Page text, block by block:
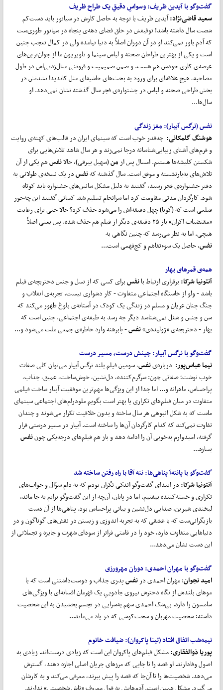
گفتوگو با آیدین ظریف:وسواسِ دقیقِ یک طراحِ ظریف
سعید قاضینژاد:آیدین ظریف با توجه به حاصل کارش در سیانور باید دست‌کم
شصت سال داشته باشد! توفیقش در خلق فضای دهه‌ی پنجاه در سیانور طوری‌ست
که آدم باور نمی‌کند او در آن دوران اصلاً به دنیا نیامده ولی در کمال تعجب چنین
است و یکی از بهترین طراحان صحنه و لباس سینما و تلویزیون ما از جوان‌ترین‌های
عرصه‌ی کاری خودش هم هست. و ضمن صمیمیت و فروتنی مثال‌زدنی‌اش در طول
مصاحبه، هیچ علاقه‌ای برای ورود به بحث‌های حاشیه‌‌ای مثل کاندیدا نشدنش در
بخش طراحی صحنه و لباس در جشنواره‌ی فجر سال گذشته نشان نمی‌دهد. او
سال‌ها...
نفس(نرگس آبیار):مغز زندگی
هوشنگ گلمکانی:چه‌قدر خوب است که سینمای ایران در قالب‌های کهنه‌ی روایت
و فرم‌های آشنای زیبایی‌شناسانه درجا نمی‌زند و هر سال شاهد تلاش‌هایی برای
شکستن کلیشه‌ها هستیم. امسال پس از من(سهیل بیرقی)، حالانفسهم یکی از آن
تلاش‌های به‌بارنشسته و موفق است. سال گذشته کهنفسدر یک نسخه‌ی طولانی به
دفتر جشنواره‌ی فجر رسید، گفتند به دلیل مشکل سانس‌های جشنواره باید کوتاه
شود. کارگردان مدتی مقاومت کرد اما سرانجام تسلیم شد. کسانی گفتند این چه‌جور
فیلمی است که (گویا) چهل دقیقه‌اش را می‌شود حذف کرد؟ حالا حتی برای رعایت
«مقتضیات اکران» باز ۲۵ دقیقه‌ی دیگر از فیلم هم حذف شده. پس یعنی اصلاً
هیچی. اما به نظر می‌رسد که چنین نگاهی به
نفس، حاصل یک سوءتفاهم و کج‌فهمی است...
همه‌ی قمرهای بهار
آنتونیا شرکا:برقراری ارتباط بانفسبرای کسی که از نسل و جنس دختربچه‌ی فیلم
باشد - ولو از خاستگاه اجتماعی متفاوت - کار دشواری نیست. تجربه‌ی انقلاب و
جنگ چنان عریان و مسلم در زندگی یک کودک در آستانه‌ی بلوغ ظهور می‌کند که
سن و جنس و شغل نمی‌شناسد دیگر چه رسد به طبقه‌ی اجتماعی. چنین است که
بهار - دختربچه‌ی «ژولیده‌ی»نفس- پابرهنه وارد خاطره‌ی جمعی ملت می‌شود و...
گفتوگو با نرگس آبیار:چینش درست، مسیر درست
نیما عباسپور:  درباره‌ینفس، سومین فیلم بلند نرگس آبیار می‌توان کلی صفات
خوب نوشت؛ صفاتی چون: سرگرم‌کننده، دل‌نشین، خوش‌ساخت، عمیق، جذاب،
پراحساس، ماهرانه و... اما جدا از این ویژگی‌ها مهم‌ترین موفقیت آبیار ساخت فیلمی
متفاوت در میان فیلم‌های تکراری یا بهتر است بگویم ملودرام‌های اجتماعی سینمای
ماست که به شکل انبوهی هر سال ساخته و بدون خلاقیت تکرار می‌شوند و چندان
تفاوت نمی‌کند که کدام کارگردان آن‌ها را ساخته‌ است. آبیار در مسیر درستی قرار
گرفته، امیدوارم به‌خوبی آن را ادامه دهد و باز هم فیلم‌های درجه‌یکی چوننفس
بسازد...
گفتوگو با پانتهآ پناهیها:ننه آقا با راه رفتن ساخته شد
آنتونیا شرکا:در ابتدای گفت‌وگو اندکی نگران بودم که به دام سؤال و جواب‌های
تکراری و خسته‌کننده بیفتیم. اما در پایان، آن‌چه از این گفت‌وگو برایم به جا ماند،
لبخندی شیرین، صدایی دل‌نشین و بیانی پراحساس بود. پناهی‌ها از آن دست
بازیگرانی‌ست که با عشقی که به تجربه اندوزی و زیستن در نقش‌های گوناگون و در
دنیاهایی متفاوت دارد، خود را در قامتی فراتر از سودای شهرت و جایزه و تجملاتی از
این دست نشان می‌دهد...
گفتوگو با مهران احمدی:دوران مهرورزی
امید نجوان: مهران احمدی در نفسپدری جذاب و دوست‌داشتنی است که با
موهای بلندش از نگاه دخترش نیروی جادوییِ یک قهرمان افسانه‌ای با ویژگی‌های
سامسون را دارد. بی‌شک احمدی سهم به‌سزایی در تجسم بخشیدن به این شخصیت
داشته؛ شخصیت مهربان و سخت‌کوشی که در یاد می‌ماند...
نیمهشب اتفاق افتاد (تینا پاکروان):ضیافت خانوم
پوریا ذوالفقاری:مشکل فیلم‌های پاکروان این است که زیادی درست‌اند. زیادی به
اصول وفادارند. او قصه را تا جایی که مرزهای جریان اصلی اجازه دهند، گسترش
می‌دهد. شخصیت‌ها را تا آن‌جا که قصه را پیش ببرند، معرفی می‌کند و به کارشان